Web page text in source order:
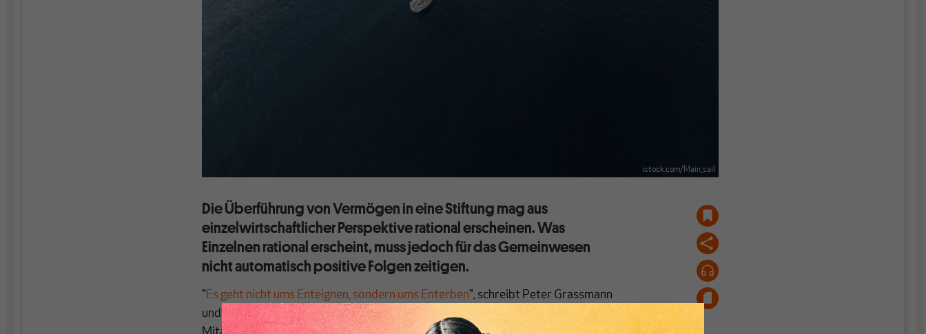
istock.com/Main_sail
Die Überführung von Vermögen in eine Stiftung mag aus
einzelwirtschaftlicher Perspektive rational erscheinen. Was
Einzelnen rational erscheint, muss jedoch für das Gemeinwesen
nicht automatisch positive Folgen zeitigen.
"Es geht nicht ums Enteignen, sondern ums Enterben", schreibt Peter Grassmann
und berührt damit viele Themenfelder. Teilweise streifen diese den Bereich der